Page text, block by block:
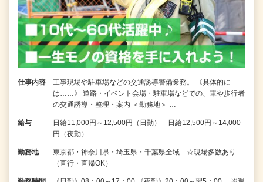
仕事内容
工事現場や駐車場などの交通誘導警備業務。 《具体的に
は……》 道路・イベント会場・駐車場などでの、車や歩行者
の交通誘導・整理・案内 ＜勤務地＞ …
給与
日給11,000円～12,500円（日勤） 日給12,500円～14,000
円（夜勤）
勤務地
東京都・神奈川県・埼玉県・千葉県全域 ☆現場多数あり
（直行・直帰OK）